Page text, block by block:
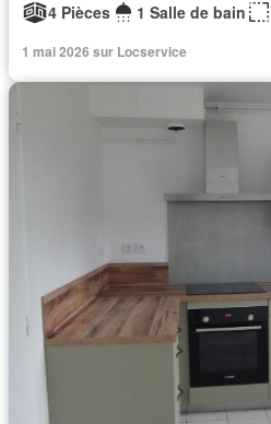
4 Pièces
1 Salle de bain
1 mai 2026 sur Locservice